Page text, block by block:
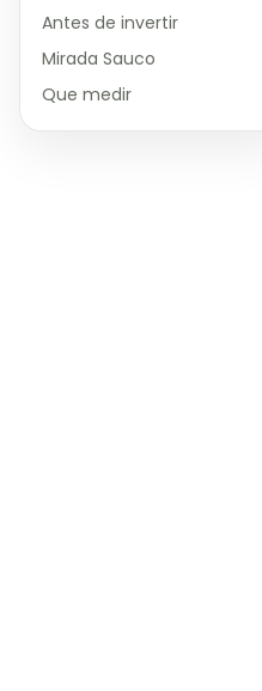
Antes de invertir
Mirada Sauco
Que medir